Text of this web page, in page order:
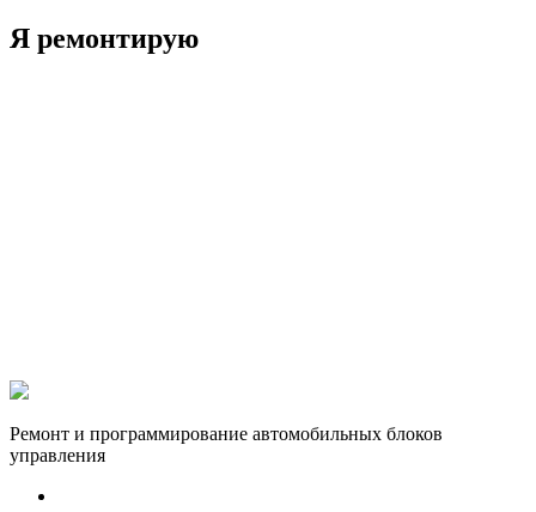
Я ремонтирую
Ремонт и программирование автомобильных блоков
управления